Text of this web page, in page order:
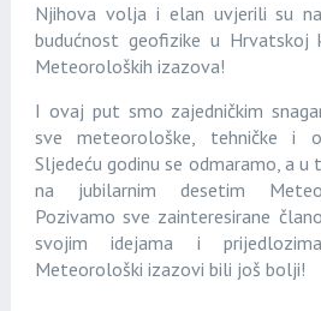
Njihova volja i elan uvjerili su
budućnost geofizike u
Meteoroloških izazova!
I ovaj put smo zajedničkim
sve meteorološke, tehničke i
Sljedeću godinu se odmaramo, a
na jubilarnim desetim
Pozivamo sve zainteresirane
svojim idejama i
Meteorološki izazovi bili još bolji!